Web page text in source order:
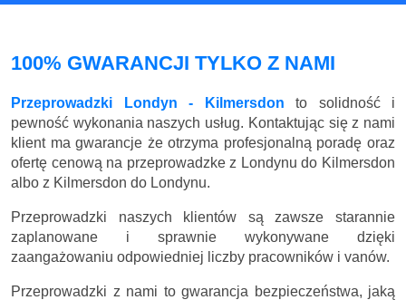
100% GWARANCJI TYLKO Z NAMI
Przeprowadzki Londyn - Kilmersdon to solidność i
pewność wykonania naszych usług. Kontaktując się z nami
klient ma gwarancje że otrzyma profesjonalną poradę oraz
ofertę cenową na przeprowadzke z Londynu do Kilmersdon
albo z Kilmersdon do Londynu.
Przeprowadzki naszych klientów są zawsze starannie
zaplanowane i sprawnie wykonywane dzięki
zaangażowaniu odpowiedniej liczby pracowników i vanów.
Przeprowadzki z nami to gwarancja bezpieczeństwa, jaką